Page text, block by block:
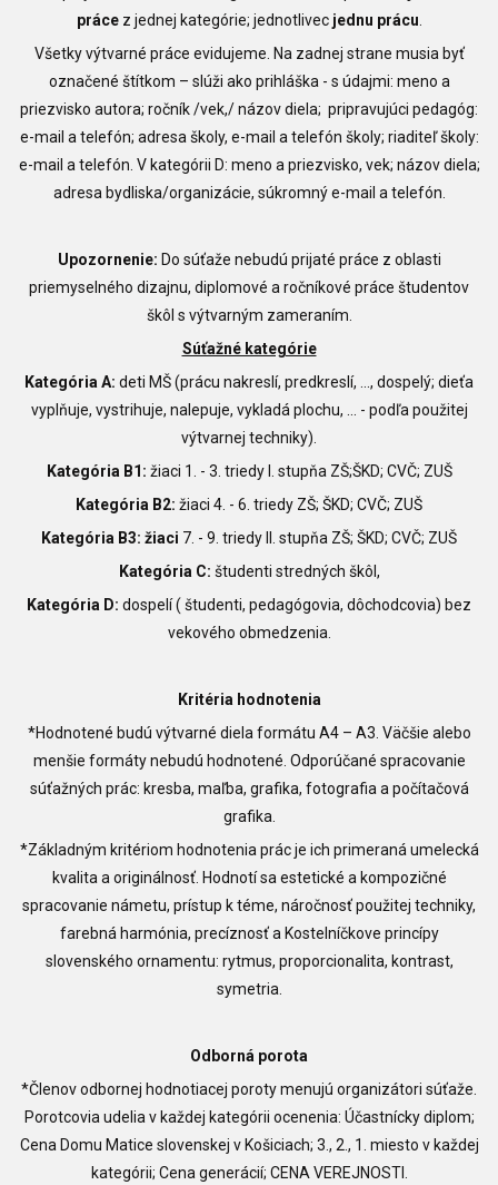
prácez jednej kategórie; jednotlivec jednu prácu
Všetky výtvarné práce evidujeme. Na zadnej strane musia byť
označené štítkom – slúži ako prihláška - s údajmi: meno a
priezvisko autora; ročník /vek,/ názov diela; pripravujúci pedagóg:
e-mail a telefón; adresa školy, e-mail a telefón školy; riaditeľ školy:
e-mail a telefón. V kategórii D: meno a priezvisko, vek; názov diela;
adresa bydliska/organizácie, súkromný e-mail a telefón.
Upozornenie: Do súťaže nebudú prijaté práce z oblasti
priemyselného dizajnu, diplomové a ročníkové práce študentov
škôl s výtvarným zameraním.
Súťažné kategórie
Kategória A: deti MŠ (prácu nakreslí, predkreslí, ..., dospelý; dieťa
vyplňuje, vystrihuje, nalepuje, vykladá plochu, ... - podľa použitej
výtvarnej techniky).
Kategória B1: žiaci 1. - 3. triedy I. stupňa ZŠ;ŠKD; CVČ; ZUŠ
Kategória B2: žiaci 4. - 6. triedy ZŠ; ŠKD; CVČ; ZUŠ
Kategória B3: žiaci 7. - 9. triedy II. stupňa ZŠ; ŠKD; CVČ; ZUŠ
Kategória C: študenti stredných škôl,
Kategória D: dospelí ( študenti, pedagógovia, dôchodcovia) bez
vekového obmedzenia.
Kritéria hodnotenia
*Hodnotené budú výtvarné diela formátu A4 – A3. Väčšie alebo
menšie formáty nebudú hodnotené. Odporúčané spracovanie
súťažných prác: kresba, maľba, grafika, fotografia a počítačová
grafika.
*Základným kritériom hodnotenia prác je ich primeraná umelecká
kvalita a originálnosť. Hodnotí sa estetické a kompozičné
spracovanie námetu, prístup k téme, náročnosť použitej techniky,
farebná harmónia, precíznosť a Kostelníčkove princípy
slovenského ornamentu: rytmus, proporcionalita, kontrast,
symetria.
Odborná porota
*Členov odbornej hodnotiacej poroty menujú organizátori súťaže.
Porotcovia udelia v každej kategórii ocenenia: Účastnícky diplom;
Cena Domu Matice slovenskej v Košiciach; 3., 2., 1. miesto v každej
kategórii; Cena generácií; CENA VEREJNOSTI.